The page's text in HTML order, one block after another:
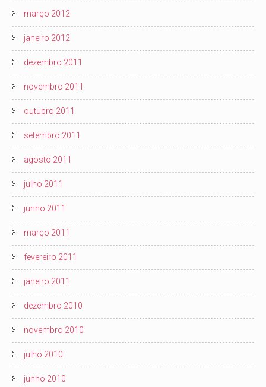
março 2012
janeiro 2012
dezembro 2011
novembro 2011
outubro 2011
setembro 2011
agosto 2011
julho 2011
junho 2011
março 2011
fevereiro 2011
janeiro 2011
dezembro 2010
novembro 2010
julho 2010
junho 2010